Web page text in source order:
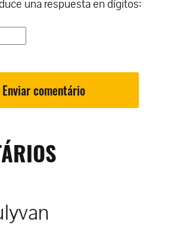
una respuesta en dígitos: